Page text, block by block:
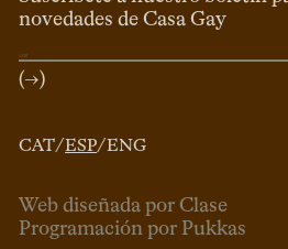
CAT/ESP/ENG
novedades de Casa Gay
(→)
Web diseñada por Clase
Programación por Pukkas